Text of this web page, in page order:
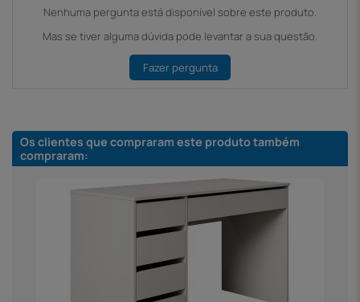
Nenhuma pergunta está disponível sobre este produto.
Mas se tiver alguma dúvida pode levantar a sua questão.
Fazer pergunta
Os clientes que compraram este produto também
compraram: